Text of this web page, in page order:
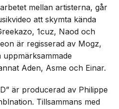
mellan artisterna, går
att skymta kända
1cuz, Naod och
är regisserad av Mogz,
uppmärksammade
Aden, Asme och Einar.
är producerad av Philippe
Tillsammans med